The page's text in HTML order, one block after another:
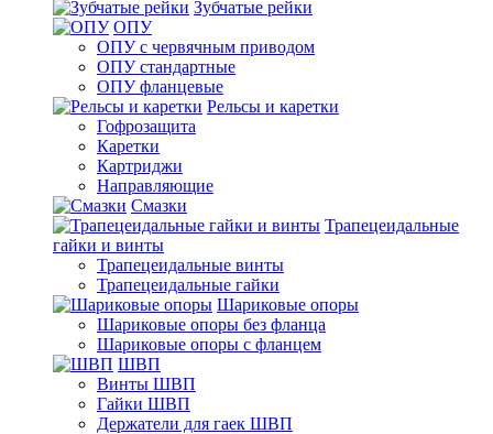
Зубчатые рейки
ОПУ
ОПУ с червячным приводом
ОПУ стандартные
ОПУ фланцевые
Рельсы и каретки
Гофрозащита
Каретки
Картриджи
Направляющие
Смазки
Трапецеидальные
гайки и винты
Трапецеидальные винты
Трапецеидальные гайки
Шариковые опоры
Шариковые опоры без фланца
Шариковые опоры с фланцем
ШВП
Винты ШВП
Гайки ШВП
Держатели для гаек ШВП